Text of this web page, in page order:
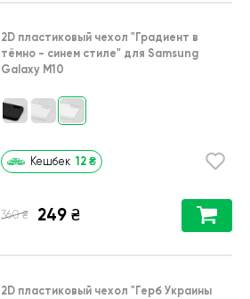
2D пластиковый чехол "Градиент в
тёмно - синем стиле" для Samsung
Galaxy M10
Кешбек 12 ₴
360 ₴ 249 ₴
2D пластиковый чехол "Герб Украины